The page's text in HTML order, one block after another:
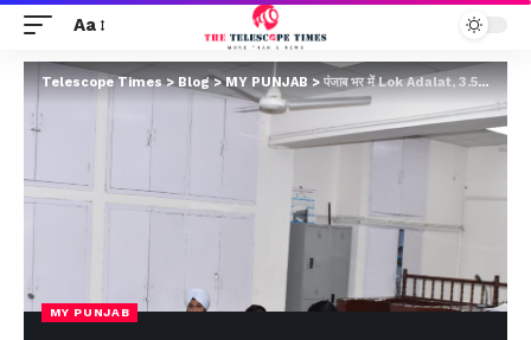
Aa
Telescope Times> Blog>MY PUNJAB> पंजाब भर में Lok Adalat, 3.54 लाख मामलों की सुनवाई
MY PUNJAB